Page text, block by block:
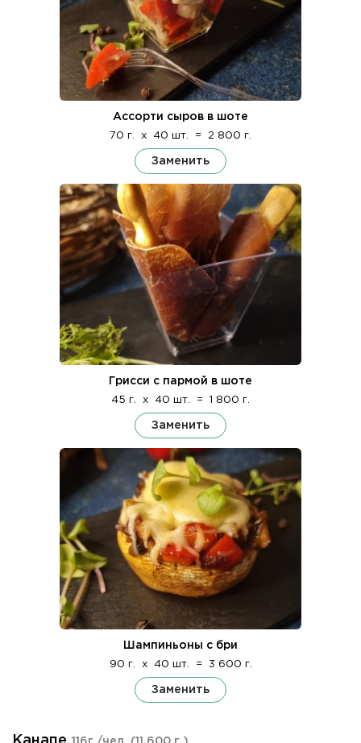
Ассорти сыров в шоте
70 г. x 40 шт. = 2 800 г.
Заменить
Грисси с пармой в шоте
45 г. x 40 шт. = 1 800 г.
Заменить
Шампиньоны с бри
90 г. x 40 шт. = 3 600 г.
Заменить
Канапе